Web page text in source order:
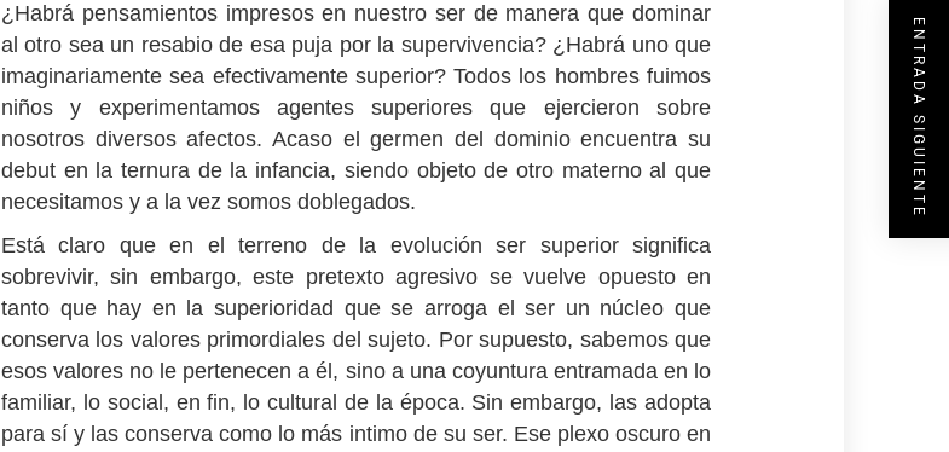
¿Habrá pensamientos impresos en nuestro ser de manera que dominar
al otro sea un resabio de esa puja por la supervivencia? ¿Habrá uno que
imaginariamente sea efectivamente superior? Todos los hombres fuimos
niños y experimentamos agentes superiores que ejercieron sobre
nosotros diversos afectos. Acaso el germen del dominio encuentra su
debut en la ternura de la infancia, siendo objeto de otro materno al que
necesitamos y a la vez somos doblegados.
Está claro que en el terreno de la evolución ser superior significa
sobrevivir, sin embargo, este pretexto agresivo se vuelve opuesto en
tanto que hay en la superioridad que se arroga el ser un núcleo que
conserva los valores primordiales del sujeto. Por supuesto, sabemos que
esos valores no le pertenecen a él, sino a una coyuntura entramada en lo
familiar, lo social, en fin, lo cultural de la época. Sin embargo, las adopta
para sí y las conserva como lo más intimo de su ser. Ese plexo oscuro en
ENTRADA SIGUIENTE